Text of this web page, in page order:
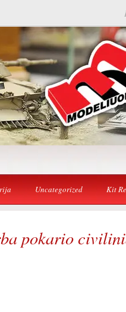
Uncategorized Kit
pokario